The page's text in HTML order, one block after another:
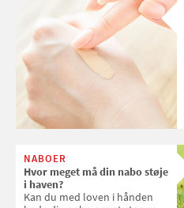
NABOER
Hvor meget må din nabo støje
i haven?
Kan du med loven i hånden